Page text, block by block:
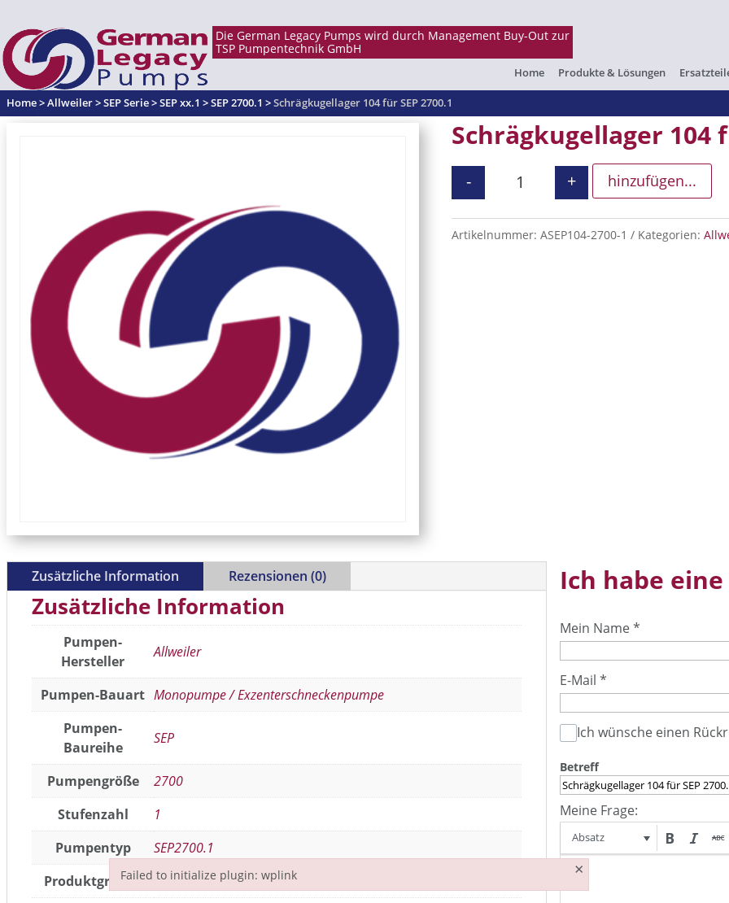
Home Produkte & Lösungen
Home>Allweiler>SEP Serie>SEP xx.1 >SEP 2700.1 >Schrägkugellager 104 für SEP 2700.1
Schrägkugellager 104
Schrägkugellager 104 für SEP
- + hinzufügen...
Artikelnummer:ASEP104-2700-1 Kategorien:
Zusätzliche Information Rezensionen (0)
Zusätzliche Information
Pumpen-
Hersteller
Allweiler
Pumpen-Bauart Monopumpe / Exzenterschneckenpumpe
Pumpen-
Baureihe
SEP
Pumpengröße
2700
Stufenzahl
1
Pumpentyp
SEP2700.1
Produktgruppe
Lager
Ich habe
Mein Name*
E-Mail *
Ich wünsche einen
Betreff
Meine Frage:
Absatz
Failed to initialize plugin: wplink ×
Failed to initialize plugin: wplink